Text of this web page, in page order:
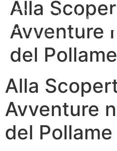
Alla
Avventure
del Pollame
Alla
Avventure
del Pollame